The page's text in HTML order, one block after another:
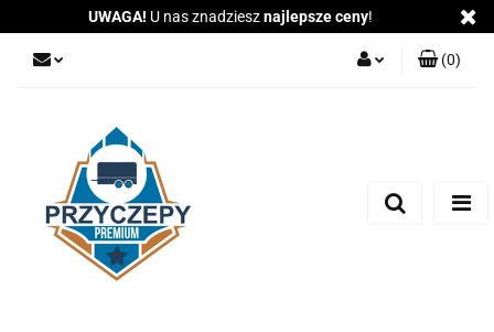
UWAGA! U nas znadziesznajlepsze ceny!
(0)